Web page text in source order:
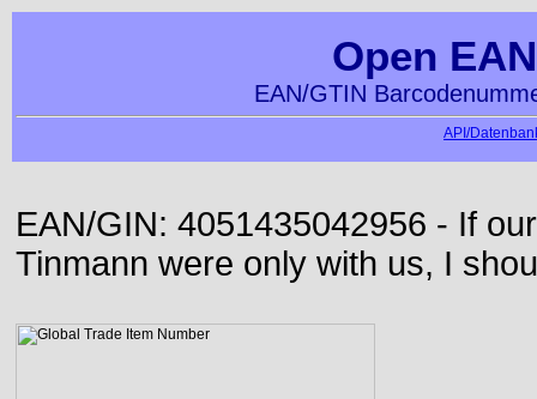
Open
EAN/GTIN
API/
EAN/GIN: 4051435042956 - If
Tinmann were only with us, I